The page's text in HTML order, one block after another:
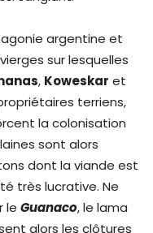
argentine et
sur lesquelles
, Koweskar et
terriens,
la colonisation
sont alors
dont la viande est
très lucrative. Ne
le Guanaco, le lama
alors les clôtures